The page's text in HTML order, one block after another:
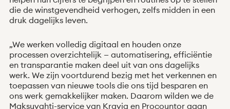
die de winstgevendheid verhogen, zelfs midden in een
druk dagelijks leven.
„We werken volledig digitaal en houden onze
processen overzichtelijk — automatisering, efficiëntie
en transparantie maken deel uit van ons dagelijks
werk. We zijn voortdurend bezig met het verkennen en
toepassen van nieuwe tools die ons tijd besparen en
ons werk gemakkelijker maken. Daarom wilden we de
Maksuvahti-service van Kravia en Procountor gaan